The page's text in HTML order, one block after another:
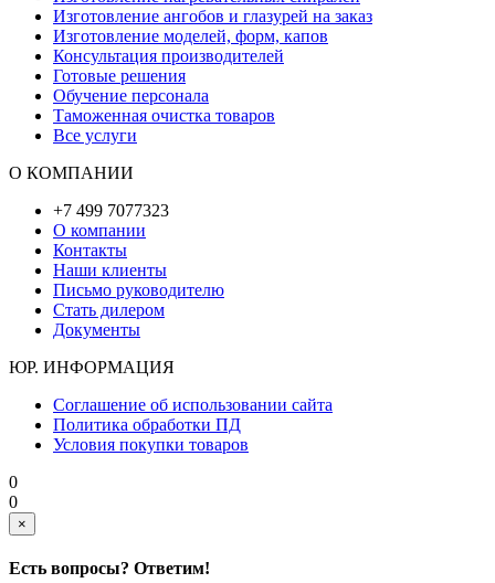
Изготовление ангобов и глазурей на заказ
Изготовление моделей, форм, капов
Консультация производителей
Готовые решения
Обучение персонала
Таможенная очистка товаров
Все услуги
О КОМПАНИИ
+7 499 7077323
О компании
Контакты
Наши клиенты
Письмо руководителю
Стать дилером
Документы
ЮР. ИНФОРМАЦИЯ
Соглашение об использовании сайта
Политика обработки ПД
Условия покупки товаров
0
0
×
Есть вопросы? Ответим!